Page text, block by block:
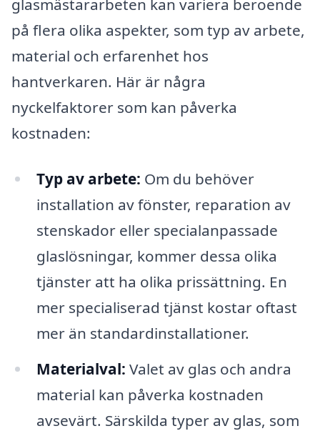
glasmästararbeten kan variera beroende
på flera olika aspekter, som typ av arbete,
material och erfarenhet hos
hantverkaren. Här är några
nyckelfaktorer som kan påverka
kostnaden:
Typ av arbete: Om du behöver
installation av fönster, reparation av
stenskador eller specialanpassade
glaslösningar, kommer dessa olika
tjänster att ha olika prissättning. En
mer specialiserad tjänst kostar oftast
mer än standardinstallationer.
Materialval: Valet av glas och andra
material kan påverka kostnaden
avsevärt. Särskilda typer av glas, som